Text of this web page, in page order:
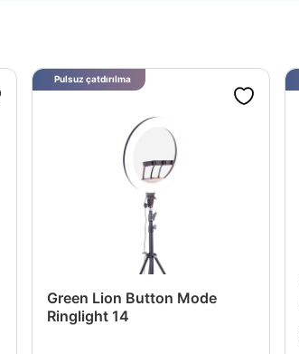
Green Lion Button Mode
Ringlight 14
Pulsuz çatdırılma